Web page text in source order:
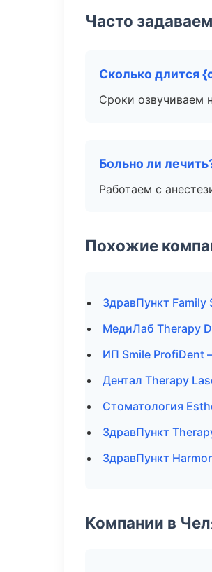
Часто
Сколько длится
Сроки озвучиваем
Больно ли
Работаем с
Похожие
ЗдравПункт
МедиЛаб Therapy
ИП Smile ProfiDent
Дентал Therapy
Стоматология
ЗдравПункт
ЗдравПункт
Компании в